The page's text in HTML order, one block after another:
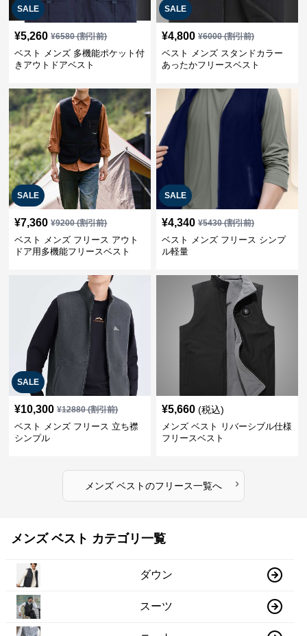
SALE
¥5,260 ¥6580(割引前)
ベスト メンズ 多機能ポケット付
きアウトドアベスト
SALE
¥4,800 ¥6000(割引前)
ベスト メンズ スタンドカラー
あったかフリースベスト
SALE
¥7,360 ¥9200(割引前)
ベスト メンズ フリース アウト
ドア用多機能フリースベスト
SALE
¥4,340 ¥5430(割引前)
ベスト メンズ フリース シンプ
ル軽量
SALE
¥10,300 ¥12880(割引前)
ベスト メンズ フリース 立ち襟
シンプル
¥5,660 (税込)
メンズ ベスト リバーシブル仕様
フリースベスト
メンズ ベストのフリース一覧へ ›
メンズ ベスト カテゴリ一覧
ダウン
スーツ